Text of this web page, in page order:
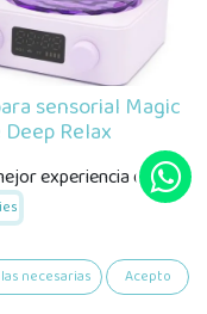
sensorial Magic
Relax
€
experiencia de
necesarias Acepto